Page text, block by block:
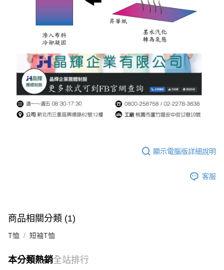
顯示電腦版詳細說明
客服
商品相關分類 (1)
T恤 短袖T恤
本分類熱銷全站排行